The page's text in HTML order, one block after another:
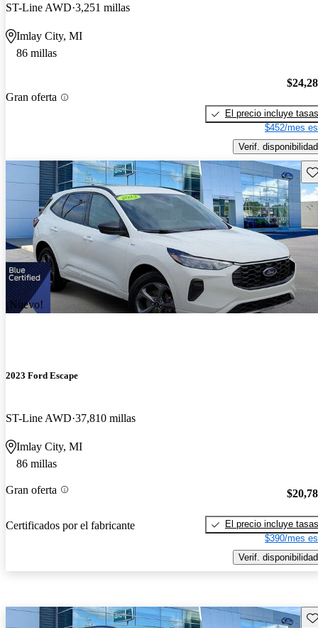
ST-Line AWD 3,251 millas
Imlay City, MI
86 millas
Gran oferta
El precio incluye tasas
$452/mes
Verif. disponibilidad
¡Nuevo!
2023 Ford Escape
ST-Line AWD 37,810 millas
Imlay City, MI
86 millas
Gran oferta
Certificados por el fabricante
El precio incluye tasas
$390/mes
Verif. disponibilidad